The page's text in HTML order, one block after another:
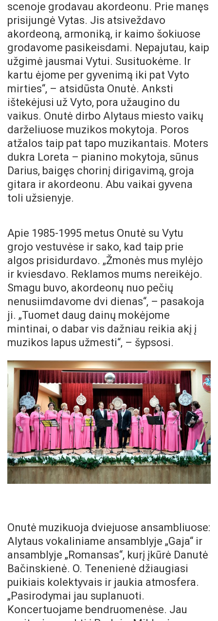
scenoje grodavau akordeonu. Prie manęs
prisijungė Vytas. Jis atsiveždavo
akordeoną, armoniką, ir kaimo šokiuose
grodavome pasikeisdami. Nepajutau, kaip
užgimė jausmai Vytui. Susituokėme. Ir
kartu ėjome per gyvenimą iki pat Vyto
mirties“, – atsidūsta Onutė. Anksti
ištekėjusi už Vyto, pora užaugino du
vaikus. Onutė dirbo Alytaus miesto vaikų
darželiuose muzikos mokytoja. Poros
atžalos taip pat tapo muzikantais. Moters
dukra Loreta – pianino mokytoja, sūnus
Darius, baigęs chorinį dirigavimą, groja
gitara ir akordeonu. Abu vaikai gyvena
toli užsienyje.
Apie 1985-1995 metus Onutė su Vytu
grojo vestuvėse ir sako, kad taip prie
algos prisidurdavo. „Žmonės mus mylėjo
ir kviesdavo. Reklamos mums nereikėjo.
Smagu buvo, akordeonų nuo pečių
nenusiimdavome dvi dienas“, – pasakoja
ji. „Tuomet daug dainų mokėjome
mintinai, o dabar vis dažniau reikia akį į
muzikos lapus užmesti“, – šypsosi.
Onutė muzikuoja dviejuose ansambliuose:
Alytaus vokaliniame ansamblyje „Gaja“ ir
ansamblyje „Romansas“, kurį įkūrė Danutė
Bačinskienė. O. Tenenienė džiaugiasi
puikiais kolektyvais ir jaukia atmosfera.
„Pasirodymai jau suplanuoti.
Koncertuojame bendruomenėse. Jau